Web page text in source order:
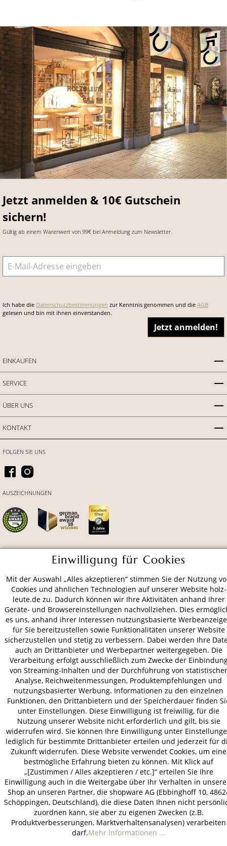
Jetzt anmelden & 10€ Gutschein
sichern!
Gültig ab einem Warenwert von 99€ bei Anmeldung zum Newsletter.
E-Mail-Adresse
Ich habe die Datenschutzbestimmungen zur Kenntnis genommen und die AGB
gelesen und bin mit ihnen einverstanden.
Jetzt anmelden!
EINKAUFEN
SERVICE
ÜBER UNS
KONTAKT
VERSAND
FOLGEN SIE UNS
AUSZEICHNUNGEN
AGB Datenschutz
Impressum
© 2026 HOLZ-LEUTE
* Alle Preise inkl. gesetzl. Mehrwertsteuer zzgl.Versandkosten.
Einwilligung für Cookies
Mit der Auswahl „Alles akzeptieren“ stimmen Sie der Nutzung
Cookies und ähnlichen Technologien auf unserer Website holz-
leute.de zu. Dadurch können wir Ihre Aktivitäten anhand Ihrer
Geräte- und Browsereinstellungen nachvollziehen. Dies
es uns, anhand ihrer Interessen nutzungsbasierte
für Sie bereitzustellen sowie Funktionalitäten unserer Website
sicherzustellen und stetig zu verbessern. Dabei werden Ihre
auch an Drittanbieter und Werbepartner weitergegeben. Die
Verarbeitung erfolgt ausschließlich zum Zwecke der
von Streaming-Inhalten und der Durchführung von statistischer
Analyse, Reichweitenmessungen, Produktempfehlungen und
nutzungsbasierter Werbung. Informationen zu den einzelnen
Funktionen, den Drittanbietern und der Speicherdauer finden
unter Einstellungen. Diese Einwilligung ist freiwillig, für die
Nutzung unserer Website nicht erforderlich und gilt, bis sie
widerrufen wird. Sie können Ihre Einwilligung unter
lediglich für bestimmte Drittanbieter erteilen und jederzeit für
Zukunft widerrufen. Diese Website verwendet Cookies, um eine
bestmögliche Erfahrung bieten zu können. Mit Klick auf
„[Zustimmen / Alles akzeptieren / etc.]“ erteilen Sie Ihre
Einwilligung auch in die Weitergabe über Ihr Verhalten in
Shop an unseren Partner, die shopware AG (Ebbinghoff 10,
Schöppingen, Deutschland), die diese Daten Ihnen nicht
zuordnen kann, sie aber zu eigenen Zwecken (z.B.
Produktverbesserungen, Marktverhaltensanalysen) verarbeiten
darf.Mehr Informationen ...